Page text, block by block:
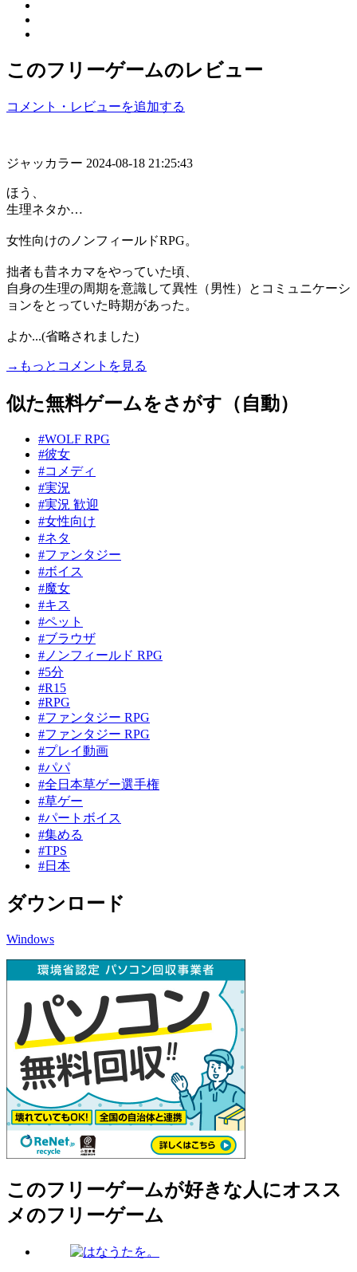
このフリーゲームのレビュー
コメント・レビューを追加する
ジャッカラー 2024-08-18 21:25:43
ほう、
生理ネタか…
女性向けのノンフィールドRPG。
拙者も昔ネカマをやっていた頃、
自身の生理の周期を意識して異性（男性）とコミュニケーシ
ョンをとっていた時期があった。
よか...(省略されました)
→もっとコメントを見る
似た無料ゲームをさがす（自動）
#WOLF RPG
#彼女
#コメディ
#実況
#実況 歓迎
#女性向け
#ネタ
#ファンタジー
#ボイス
#魔女
#キス
#ペット
#ブラウザ
#ノンフィールド RPG
#5分
#R15
#RPG
#ファンタジー RPG
#ファンタジー RPG
#プレイ動画
#パパ
#全日本草ゲー選手権
#草ゲー
#パートボイス
#集める
#TPS
#日本
ダウンロード
Windows
このフリーゲームが好きな人にオスス
メのフリーゲーム